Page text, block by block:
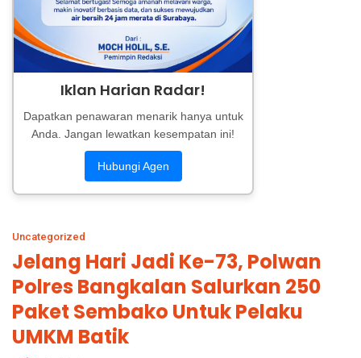
Iklan Harian Radar!
Dapatkan penawaran menarik hanya untuk
Anda. Jangan lewatkan kesempatan ini!
Hubungi Agen
Uncategorized
Jelang Hari Jadi Ke-73, Polwan
Polres Bangkalan Salurkan 250
Paket Sembako Untuk Pelaku
UMKM Batik